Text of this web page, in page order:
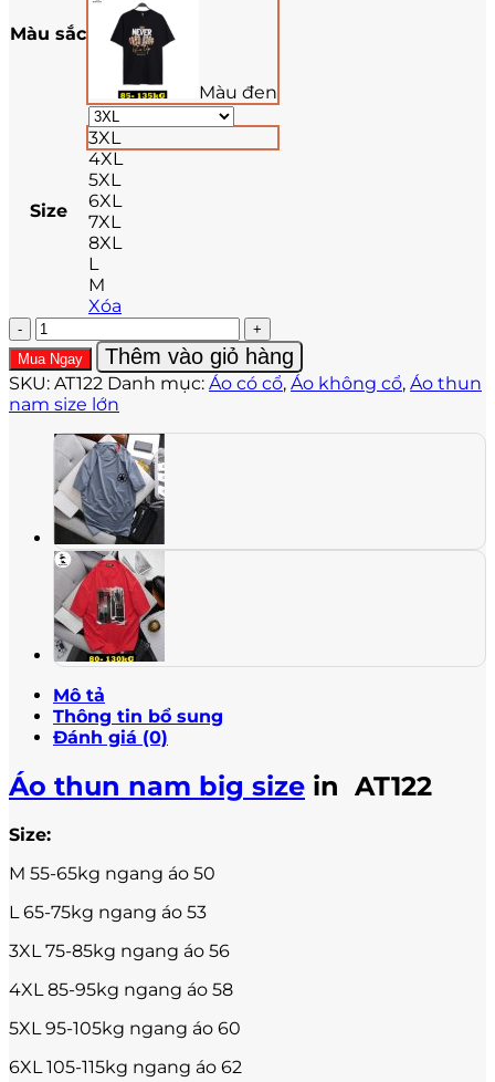
Màu sắc
Màu đen
Size
3XL
4XL
5XL
6XL
7XL
8XL
L
M
Xóa
Áo
thun
nam
big
size
in
AT122
lượng
Mua Ngay Thêm vào giỏ hàng
SKU: AT122 Danh mục: Áo có cổ, Áo không cổ, Áo thun
nam size lớn
Mô tả
Thông tin bổ sung
Đánh giá (0)
Áo thun nam big size in AT122
Size:
M 55-65kg ngang áo 50
L 65-75kg ngang áo 53
3XL 75-85kg ngang áo 56
4XL 85-95kg ngang áo 58
5XL 95-105kg ngang áo 60
6XL 105-115kg ngang áo 62